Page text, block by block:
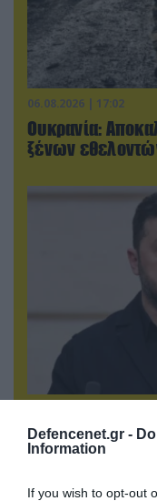
Defencenet.gr -
Information
If you wish to opt-out
06.08.2026 | 17:02
Ουκρανία:
ξένων
Στο Βελιγράδι ο
αποσπάσουμε